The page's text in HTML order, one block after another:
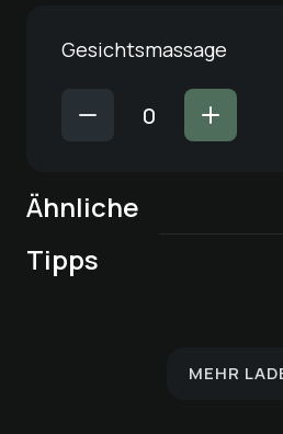
Gesichtsmassage
Ähnliche
Tipps
Pédicure de luxe
Kosmetische
Hände
Gesichtspflege für
MEHR